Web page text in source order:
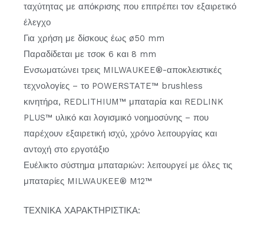
ταχύτητας με απόκρισης που επιτρέπει τον εξαιρετικό
έλεγχο
Για χρήση με δίσκους έως ø50 mm
Παραδίδεται με τσοκ 6 και 8 mm
Ενσωματώνει τρεις MILWAUKEE®-αποκλειστικές
τεχνολογίες – το POWERSTATE™ brushless
κινητήρα, REDLITHIUM™ μπαταρία και REDLINK
PLUS™ υλικό και λογισμικό νοημοσύνης – που
παρέχουν εξαιρετική ισχύ, χρόνο λειτουργίας και
αντοχή στο εργοτάξιο
Ευέλικτο σύστημα μπαταριών: λειτουργεί με όλες τις
μπαταρίες MILWAUKEE® M12™
ΤΕΧΝΙΚΑ ΧΑΡΑΚΤΗΡΙΣΤΙΚΑ: